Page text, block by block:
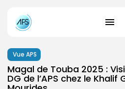
Vue APS
Magal de Touba 2025 :
DG de l’APS chez le Khalif